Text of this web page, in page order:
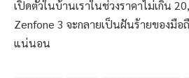
เปิดตัวในบ้านเราในช่วงราคาไม่เกิน
Zenfone 3 จะกลายเป็นฝันร้ายของมือ
แน่นอน